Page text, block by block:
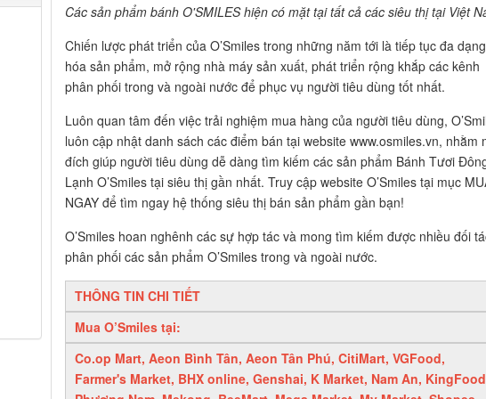
Các sản phẩm bánh O'SMILES hiện có mặt tại tất cả các siêu thị tại Việt
Chiến lược phát triển của O’Smiles trong những năm tới là tiếp tục đa dạng
hóa sản phẩm, mở rộng nhà máy sản xuất, phát triển rộng khắp các kênh
phân phối trong và ngoài nước để phục vụ người tiêu dùng tốt nhất.
Luôn quan tâm đến việc trải nghiệm mua hàng của người tiêu dùng,
luôn cập nhật danh sách các điểm bán tại website www.osmiles.vn, nhằm
đích giúp người tiêu dùng dễ dàng tìm kiếm các sản phẩm Bánh Tươi
Lạnh O’Smiles tại siêu thị gần nhất. Truy cập website O’Smiles tại mục
NGAY để tìm ngay hệ thống siêu thị bán sản phẩm gần bạn!
O’Smiles hoan nghênh các sự hợp tác và mong tìm kiếm được nhiều đối
phân phối các sản phẩm O’Smiles trong và ngoài nước.
THÔNG TIN CHI TIẾT
Mua O’Smiles tại:
Co.op Mart, Aeon Bình Tân, Aeon Tân Phú, CitiMart, VGFood,
Farmer's Market, BHX online, Genshai, K Market, Nam An,